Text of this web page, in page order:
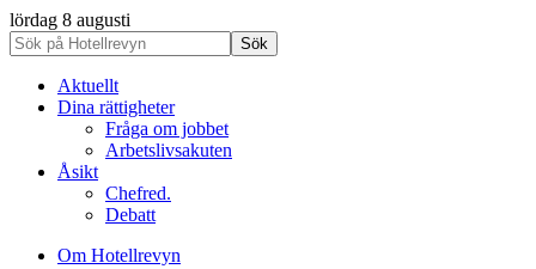
lördag 8 augusti
Aktuellt
Dina rättigheter
Fråga om jobbet
Arbetslivsakuten
Åsikt
Chefred.
Debatt
Om Hotellrevyn